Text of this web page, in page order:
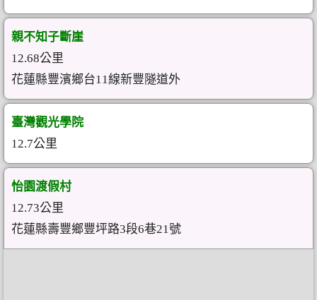
親不知子斷崖
12.68公里
花蓮縣豐濱鄉台11線新豐隧道外
臺灣觀光學院
12.7公里
怡園渡假村
12.73公里
花蓮縣壽豐鄉豐坪路3段6巷21號